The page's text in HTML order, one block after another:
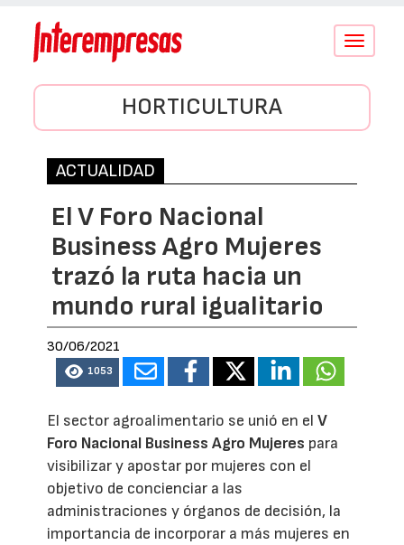
Conmutar
HORTICULTURA
ACTUALIDAD
El V Foro Nacional
Business Agro Mujeres
trazó la ruta hacia un
mundo rural igualitario
30/06/2021
1053
El sector agroalimentario se unió en elV
Foro Nacional Business Agro Mujeres para
visibilizar y apostar por mujeres con el
objetivo de concienciar a las
administraciones y órganos de decisión, la
importancia de incorporar a más mujeres en